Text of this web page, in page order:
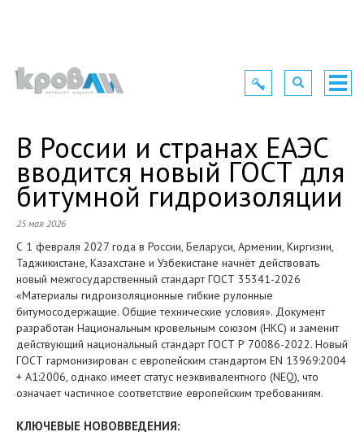
Toggle
navigation
Toggle
navigation
В России и странах ЕАЭС
вводится новый ГОСТ для
битумной гидроизоляции
25 мая 2026
С 1 февраля 2027 года в России, Беларуси, Армении, Киргизии,
Таджикистане, Казахстане и Узбекистане начнёт действовать
новый межгосударственный стандарт ГОСТ 35341-2026
«Материалы гидроизоляционные гибкие рулонные
битумосодержащие. Общие технические условия». Документ
разработан Национальным кровельным союзом (НКС) и заменит
действующий национальный стандарт ГОСТ Р 70086-2022. Новый
ГОСТ гармонизирован с европейским стандартом EN 13969:2004
+ A1:2006, однако имеет статус неэквивалентного (NEQ), что
означает частичное соответствие европейским требованиям.
КЛЮЧЕВЫЕ НОВОВВЕДЕНИЯ: